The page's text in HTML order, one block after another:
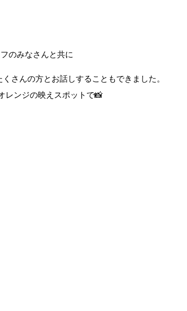
のみなさんと共に
さんの方とお話しすることもできました。
レンジの映えスポットで📸